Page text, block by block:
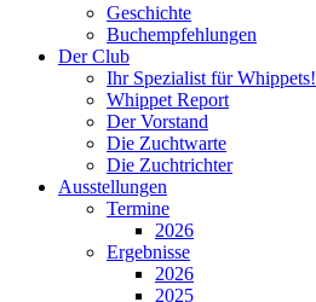
Geschichte
Buchempfehlungen
Der Club
Ihr Spezialist für Whippets!
Whippet Report
Der Vorstand
Die Zuchtwarte
Die Zuchtrichter
Ausstellungen
Termine
2026
Ergebnisse
2026
2025